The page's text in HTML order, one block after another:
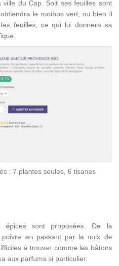
du Cap. Soit ses feuilles sont
le rooibos vert, ou bien il
feuilles, ce qui lui donnera sa
: 7 plantes seules, 6 tisanes
épices sont proposées. De la
en passant par la noix de
à trouver comme les bâtons
aux parfums si particulier.